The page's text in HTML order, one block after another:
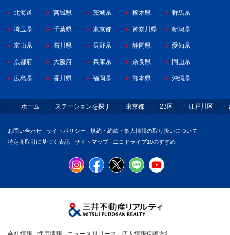
北海道 宮城県 茨城県 栃木県 群馬県
埼玉県 千葉県 東京都 神奈川県 新潟県
富山県 石川県 長野県 静岡県 愛知県
京都府 大阪府 兵庫県 奈良県 岡山県
広島県 香川県 福岡県 熊本県 沖縄県
ホーム ステーションを探す 東京都 23区 江戸川区
お問い合わせ サイトポリシー
規約・約款・個人情報の取り扱いについて
特定商取引に基づく表記
サイトマップ エコドライブ10のすすめ